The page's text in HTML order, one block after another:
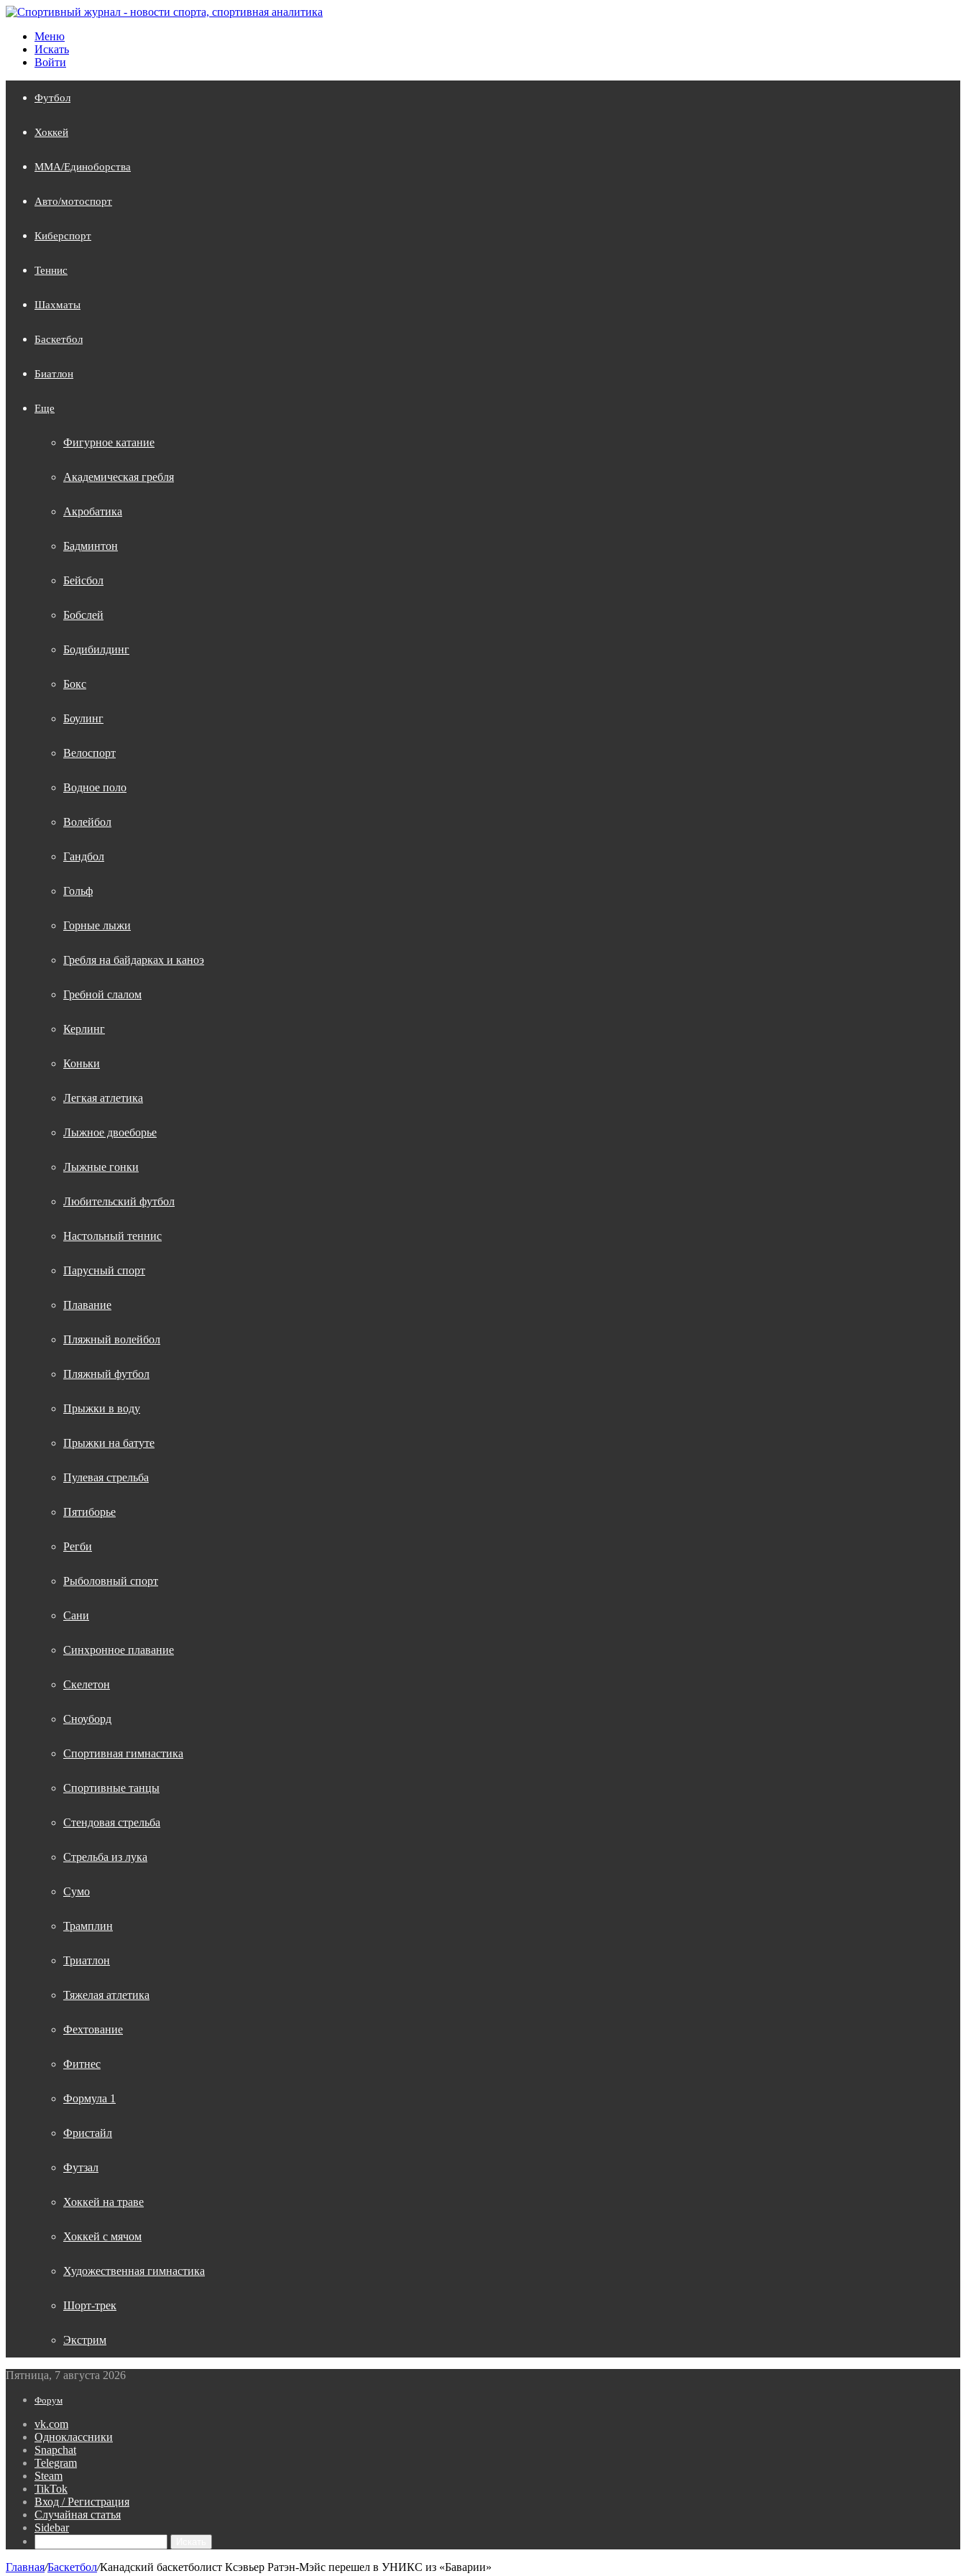
Меню
Искать
Войти
Футбол
Хоккей
MMA/Единоборства
Авто/мотоспорт
Киберспорт
Теннис
Шахматы
Баскетбол
Биатлон
Еще
Фигурное катание
Академическая гребля
Акробатика
Бадминтон
Бейсбол
Бобслей
Бодибилдинг
Бокс
Боулинг
Велоспорт
Водное поло
Волейбол
Гандбол
Гольф
Горные лыжи
Гребля на байдарках и каноэ
Гребной слалом
Керлинг
Коньки
Легкая атлетика
Лыжное двоеборье
Лыжные гонки
Любительский футбол
Настольный теннис
Парусный спорт
Плавание
Пляжный волейбол
Пляжный футбол
Прыжки в воду
Прыжки на батуте
Пулевая стрельба
Пятиборье
Регби
Рыболовный спорт
Сани
Синхронное плавание
Скелетон
Сноуборд
Спортивная гимнастика
Спортивные танцы
Стендовая стрельба
Стрельба из лука
Сумо
Трамплин
Триатлон
Тяжелая атлетика
Фехтование
Фитнес
Формула 1
Фристайл
Футзал
Хоккей на траве
Хоккей с мячом
Художественная гимнастика
Шорт-трек
Экстрим
Пятница, 7 августа 2026
Форум
vk.com
Одноклассники
Snapchat
Telegram
Steam
TikTok
Вход / Регистрация
Случайная статья
Sidebar
Главная/Баскетбол/Канадский баскетболист Ксэвьер Ратэн‑Мэйс перешел в УНИКС из «Баварии»